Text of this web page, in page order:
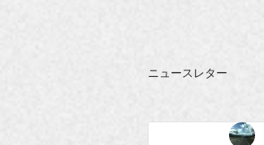
ニュースレター